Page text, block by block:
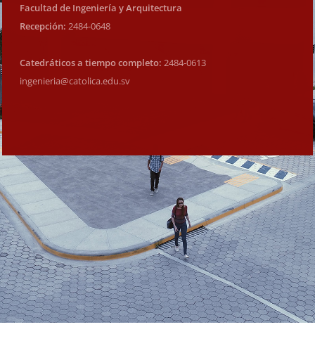
Facultad de Ingeniería y Arquitectura
Recepción: 2484-0648
Catedráticos a tiempo completo: 2484-0613
ingenieria@catolica.edu.sv